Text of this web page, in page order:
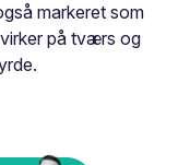
markeret som
på tværs og